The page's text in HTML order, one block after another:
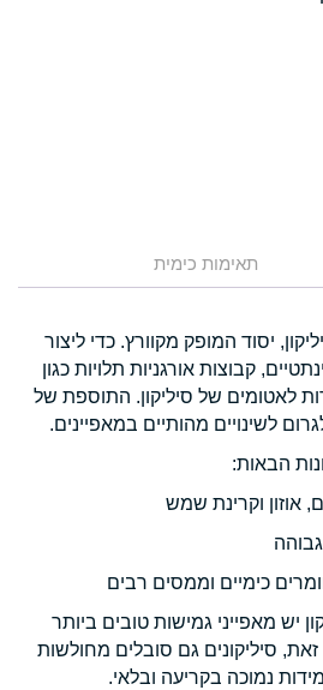
תאימות כימית
יסוד המופק מקוורץ. כדי ליצור
קבוצות אורגניות תלויות כגון
לאטומים של סיליקון. התוספת של
לשינויים מהותיים במאפיינים.
הבאות:
אוזון וקרינת שמש
כימיים וממסים רבים
יש מאפייני גמישות טובים ביותר
סיליקונים גם סובלים מחולשות
נמוכה בקריעה ובלאי.